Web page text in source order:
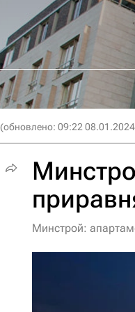
(обновлено: 09:22
Минстрой: